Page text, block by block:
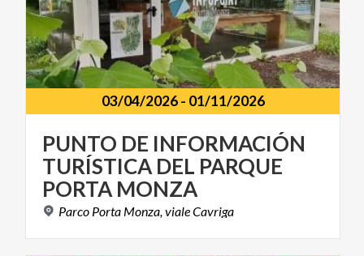
03/04/2026- 01/11/2026
PUNTO DE INFORMACIÓN
TURÍSTICA DEL PARQUE
PORTA MONZA
Parco Porta Monza,vialeCavriga